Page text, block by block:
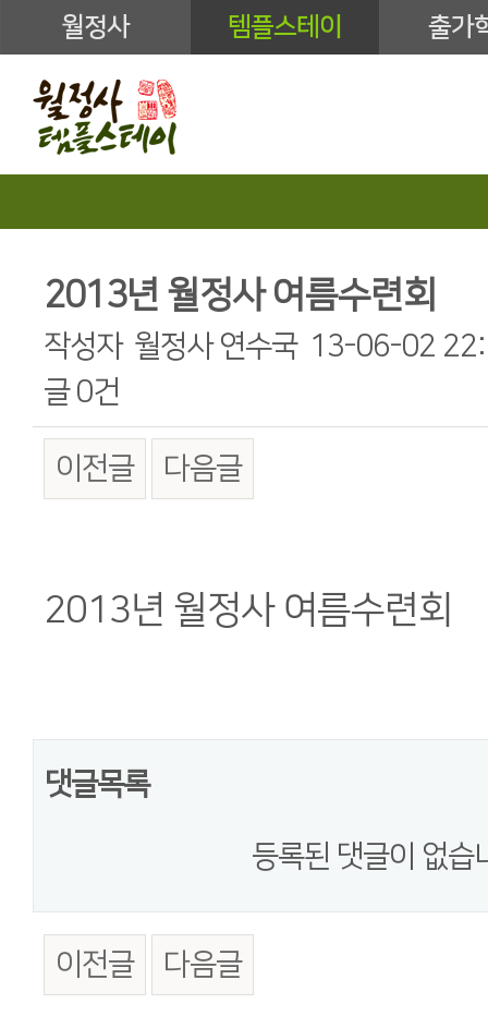
월정사 템플스테이 출가
2013년 월정사 여름수련회
작성자 월정사 연수국 13-06-02
글 0건
이전글 다음글
2013년 월정사 여름수련회
댓글목록
등록된 댓글이 없습
이전글 다음글